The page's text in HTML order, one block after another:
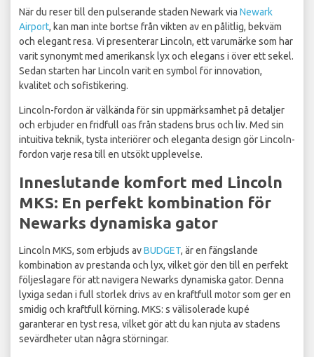
När du reser till den pulserande staden Newark via Newark
Airport, kan man inte bortse från vikten av en pålitlig, bekväm
och elegant resa. Vi presenterar Lincoln, ett varumärke som har
varit synonymt med amerikansk lyx och elegans i över ett sekel.
Sedan starten har Lincoln varit en symbol för innovation,
kvalitet och sofistikering.
Lincoln-fordon är välkända för sin uppmärksamhet på detaljer
och erbjuder en fridfull oas från stadens brus och liv. Med sin
intuitiva teknik, tysta interiörer och eleganta design gör Lincoln-
fordon varje resa till en utsökt upplevelse.
Inneslutande komfort med Lincoln
MKS: En perfekt kombination för
Newarks dynamiska gator
Lincoln MKS, som erbjuds avBUDGET, är en fängslande
kombination av prestanda och lyx, vilket gör den till en perfekt
följeslagare för att navigera Newarks dynamiska gator. Denna
lyxiga sedan i full storlek drivs av en kraftfull motor som ger en
smidig och kraftfull körning. MKS: s välisolerade kupé
garanterar en tyst resa, vilket gör att du kan njuta av stadens
sevärdheter utan några störningar.